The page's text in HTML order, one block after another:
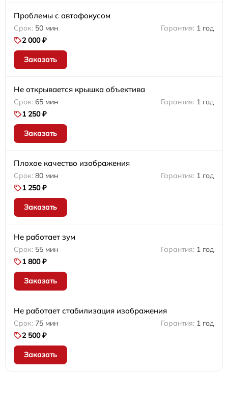
Проблемы с автофокусом
50 мин
1 год
2 000 ₽
Заказать
Не открывается крышка объектива
65 мин
1 год
1 250 ₽
Заказать
Плохое качество изображения
80 мин
1 год
1 250 ₽
Заказать
Не работает зум
55 мин
1 год
1 800 ₽
Заказать
Не работает стабилизация изображения
75 мин
1 год
2 500 ₽
Заказать